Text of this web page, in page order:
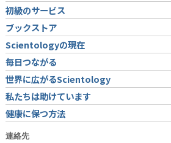
初級のサービス
ブックストア
Scientologyの現在
毎日つながる
世界に広がるScientology
私たちは助けています
健康に保つ方法
連絡先